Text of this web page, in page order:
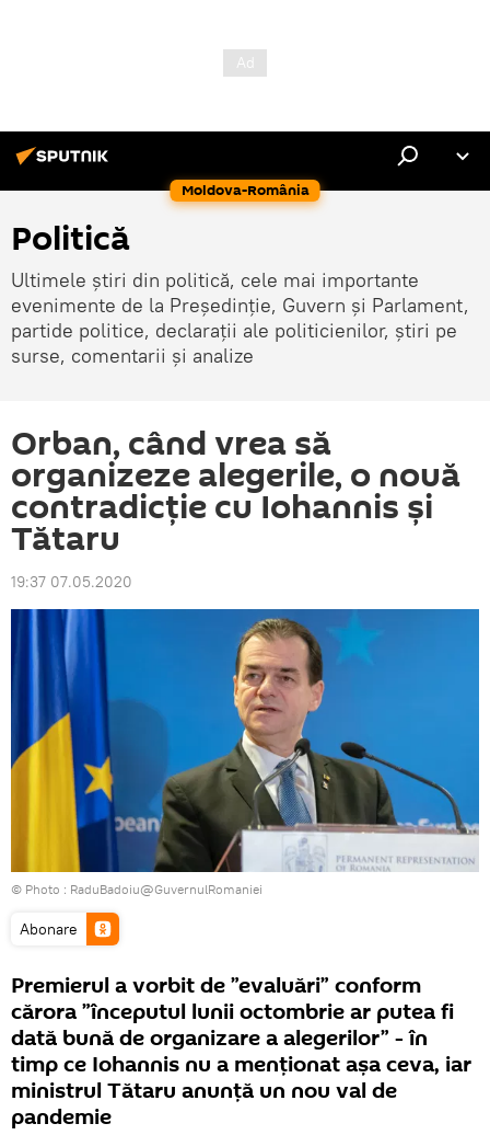
Moldova-România
Politică
Ultimele știri din politică, cele mai importante
evenimente de la Președinție, Guvern și Parlament,
partide politice, declarații ale politicienilor, știri pe
surse, comentarii și analize
Orban, când vrea să
organizeze alegerile, o nouă
contradicție cu Iohannis și
Tătaru
19:37 07.05.2020
© Photo : RaduBadoiu@GuvernulRomaniei
Abonare
Premierul a vorbit de ”evaluări” conform
cărora ”începutul lunii octombrie ar putea fi
dată bună de organizare a alegerilor” - în
timp ce Iohannis nu a menționat așa ceva, iar
ministrul Tătaru anunță un nou val de
pandemie